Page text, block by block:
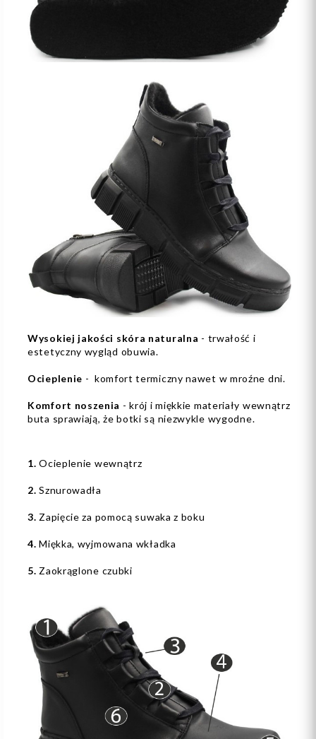
Wysokiej jakości skóra naturalna - trwałość i
estetyczny wygląd obuwia.
Ocieplenie - komfort termiczny nawet w mroźne dni.
Komfort noszenia - krój i miękkie materiały wewnątrz
buta sprawiają, że botki są niezwykle wygodne.
1. Ocieplenie wewnątrz
2.Sznurowadła
3. Zapięcie za pomocą suwaka z boku
4.Miękka, wyjmowana wkładka
5. Zaokrąglone czubki